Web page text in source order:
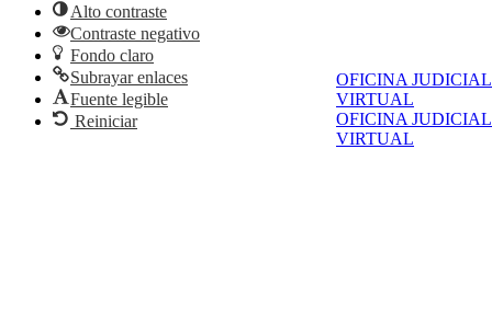
OFICINA JUDICIAL
VIRTUAL
OFICINA JUDICIAL
VIRTUAL
Alto contraste
Contraste negativo
Fondo claro
Subrayar enlaces
Fuente legible
Reiniciar